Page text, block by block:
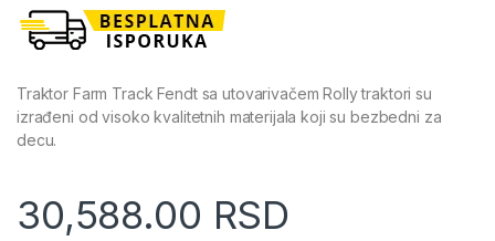
Traktor Farm Track Fendt sa utovarivačem Rolly traktori su
izrađeni od visoko kvalitetnih materijala koji su bezbedni za
decu.
30,588.00 RSD